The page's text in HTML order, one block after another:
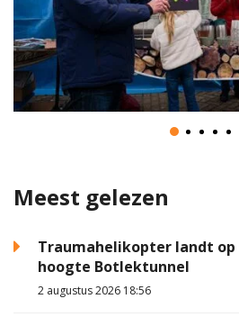
Meest gelezen
Traumahelikopter landt op
hoogte Botlektunnel
2 augustus 2026 18:56